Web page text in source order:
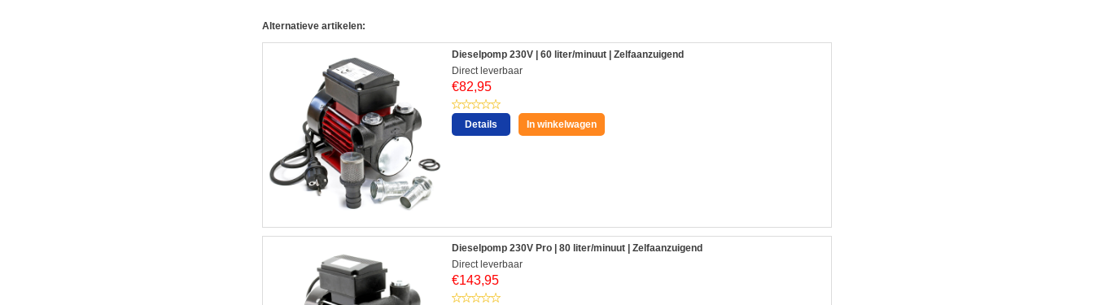
Alternatieve artikelen:
Dieselpomp 230V | 60 liter/minuut | Zelfaanzuigend
Direct leverbaar
€82,95
Details In winkelwagen
Dieselpomp 230V Pro | 80 liter/minuut | Zelfaanzuigend
Direct leverbaar
€143,95